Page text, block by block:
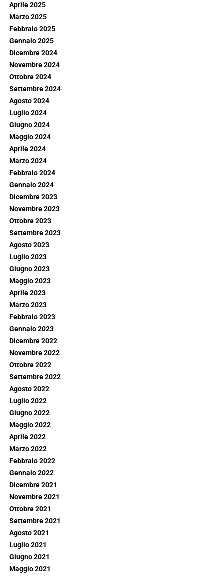
Aprile 2025
Marzo 2025
Febbraio 2025
Gennaio 2025
Dicembre 2024
Novembre 2024
Ottobre 2024
Settembre 2024
Agosto 2024
Luglio 2024
Giugno 2024
Maggio 2024
Aprile 2024
Marzo 2024
Febbraio 2024
Gennaio 2024
Dicembre 2023
Novembre 2023
Ottobre 2023
Settembre 2023
Agosto 2023
Luglio 2023
Giugno 2023
Maggio 2023
Aprile 2023
Marzo 2023
Febbraio 2023
Gennaio 2023
Dicembre 2022
Novembre 2022
Ottobre 2022
Settembre 2022
Agosto 2022
Luglio 2022
Giugno 2022
Maggio 2022
Aprile 2022
Marzo 2022
Febbraio 2022
Gennaio 2022
Dicembre 2021
Novembre 2021
Ottobre 2021
Settembre 2021
Agosto 2021
Luglio 2021
Giugno 2021
Maggio 2021